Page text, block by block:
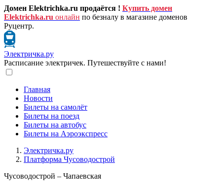
Домен Elektrichka.ru продаётся ! Купить домен
Elektrichka.ru онлайн по безналу в магазине доменов
Руцентр.
Электричка.ру
Расписание электричек. Путешествуйте с нами!
Главная
Новости
Билеты на самолёт
Билеты на поезд
Билеты на автобус
Билеты на Аэроэкспресс
Электричка.ру
Платформа Чусоводострой
Чусоводострой – Чапаевская